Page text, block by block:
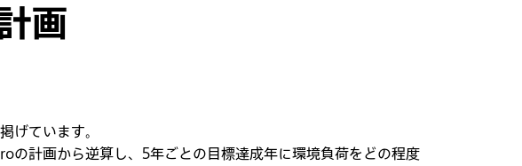
画
げています。
計画から逆算し、5年ごとの目標達成年に環境負荷をどの程度